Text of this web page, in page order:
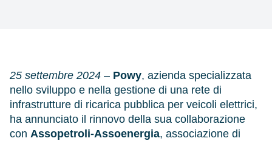
25 settembre 2024 – Powy, azienda specializzata
nello sviluppo e nella gestione di una rete di
infrastrutture di ricarica pubblica per veicoli elettrici,
ha annunciato il rinnovo della sua collaborazione
con Assopetroli-Assoenergia, associazione di